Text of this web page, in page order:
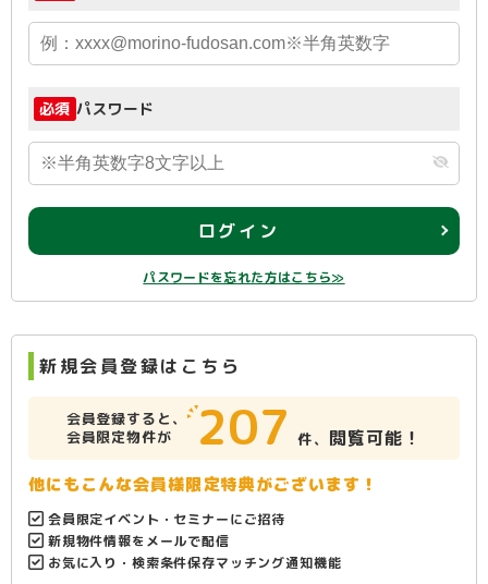
必須 パスワード
ログイン
パスワードを忘れた方はこちら≫
新規会員登録はこちら
会員登録すると、
会員限定物件が
207 件、 閲覧可能！
他にもこんな会員様限定特典がございます！
会員限定イベント・セミナーにご招待
新規物件情報をメールで配信
お気に入り・検索条件保存マッチング通知機能